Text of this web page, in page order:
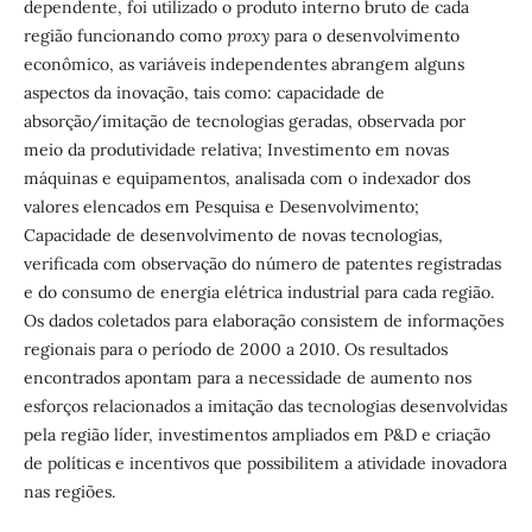
dependente, foi utilizado o produto interno bruto de cada
região funcionando como proxypara o desenvolvimento
econômico, as variáveis independentes abrangem alguns
aspectos da inovação, tais como: capacidade de
absorção/imitação de tecnologias geradas, observada por
meio da produtividade relativa; Investimento em novas
máquinas e equipamentos, analisada com o indexador dos
valores elencados em Pesquisa e Desenvolvimento;
Capacidade de desenvolvimento de novas tecnologias,
verificada com observação do número de patentes registradas
e do consumo de energia elétrica industrial para cada região.
Os dados coletados para elaboração consistem de informações
regionais para o período de 2000 a 2010. Os resultados
encontrados apontam para a necessidade de aumento nos
esforços relacionados a imitação das tecnologias desenvolvidas
pela região líder, investimentos ampliados em P&D e criação
de políticas e incentivos que possibilitem a atividade inovadora
nas regiões.